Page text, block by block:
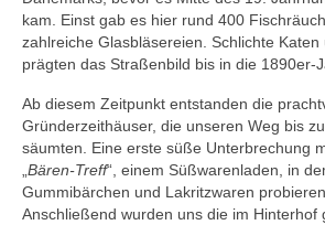
kam. Einst gab es hier rund 400
zahlreiche Glasbläsereien. Schlichte Katen
prägten das Straßenbild bis in die 1890er-
Ab diesem Zeitpunkt entstanden die
Gründerzeithäuser, die unseren Weg bis
säumten. Eine erste süße Unterbrechung
„Bären-Treff“, einem Süßwarenladen, in
Gummibärchen und Lakritzwaren
Anschließend wurden uns die im Hinterhof